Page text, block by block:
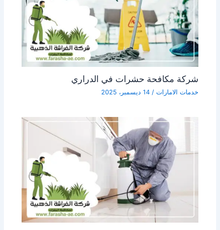
شركة مكافحة حشرات في الدراري
خدمات الامارات /14 ديسمبر، 2025